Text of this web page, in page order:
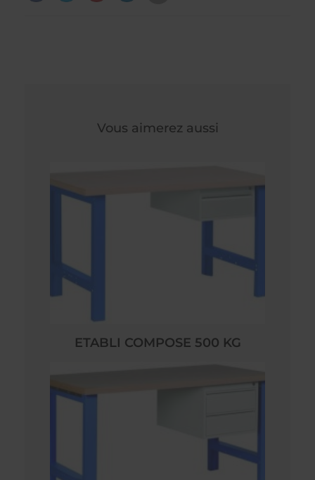
Vous aimerez aussi
ETABLI COMPOSE 500 KG